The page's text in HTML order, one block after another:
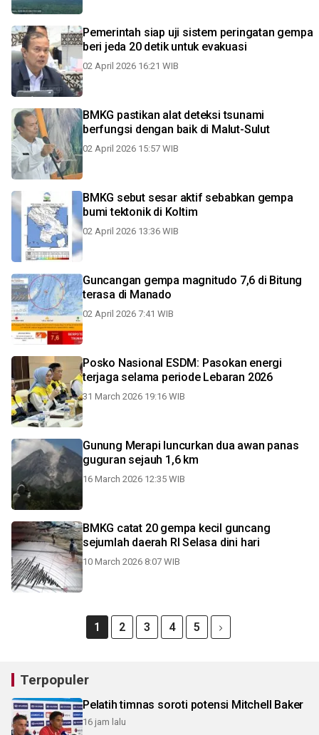
Pemerintah siap uji sistem peringatan gempa
beri jeda 20 detik untuk evakuasi
02 April 2026 16:21 WIB
BMKG pastikan alat deteksi tsunami
berfungsi dengan baik di Malut-Sulut
02 April 2026 15:57 WIB
BMKG sebut sesar aktif sebabkan gempa
bumi tektonik di Koltim
02 April 2026 13:36 WIB
Guncangan gempa magnitudo 7,6 di Bitung
terasa di Manado
02 April 2026 7:41 WIB
Posko Nasional ESDM: Pasokan energi
terjaga selama periode Lebaran 2026
31 March 2026 19:16 WIB
Gunung Merapi luncurkan dua awan panas
guguran sejauh 1,6 km
16 March 2026 12:35 WIB
BMKG catat 20 gempa kecil guncang
sejumlah daerah RI Selasa dini hari
10 March 2026 8:07 WIB
1 2 3 4 5
Terpopuler
Pelatih timnas soroti potensi Mitchell Baker
16 jam lalu